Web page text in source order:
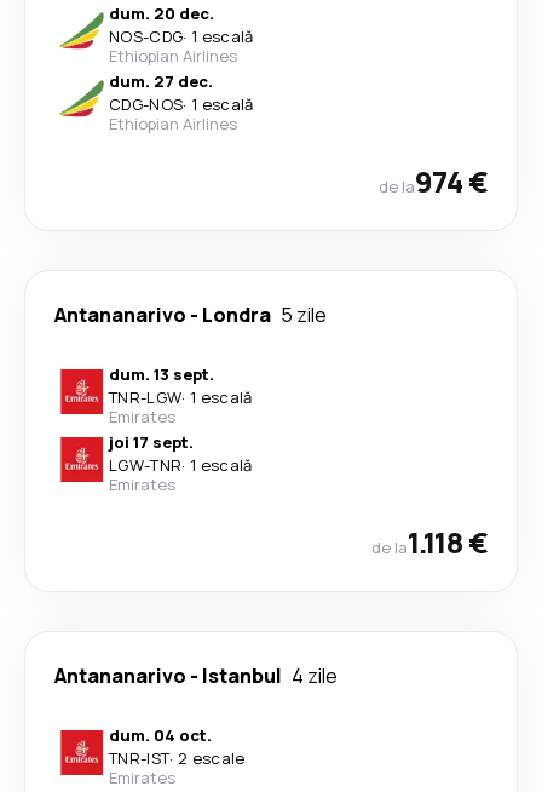
dum. 20 dec.
NOS-CDG· 1 escală
Ethiopian Airlines
dum. 27 dec.
CDG-NOS· 1 escală
Ethiopian Airlines
de la974 €
Antananarivo - Londra 5 zile
dum. 13 sept.
TNR-LGW· 1 escală
Emirates
joi 17 sept.
LGW-TNR· 1 escală
Emirates
de la1.118 €
Antananarivo - Istanbul 4 zile
dum. 04 oct.
TNR-IST· 2 escale
Emirates